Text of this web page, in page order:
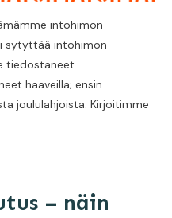
intohimon
sytyttää intohimon
tiedostaneet
haaveilla; ensin
joululahjoista. Kirjoitimme
– näin